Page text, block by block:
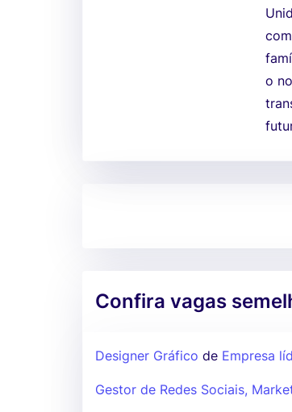
o
Confira vagas
Designer Gráfico de Empresa
Gestor de Redes Sociais,